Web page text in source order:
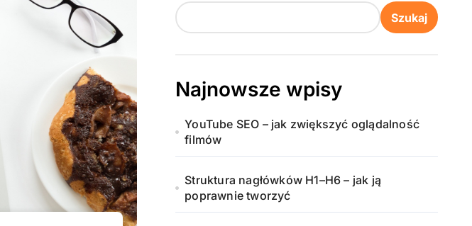
Szukaj
Najnowsze wpisy
YouTube SEO – jak zwiększyć oglądalność
filmów
Struktura nagłówków H1–H6 – jak ją
poprawnie tworzyć